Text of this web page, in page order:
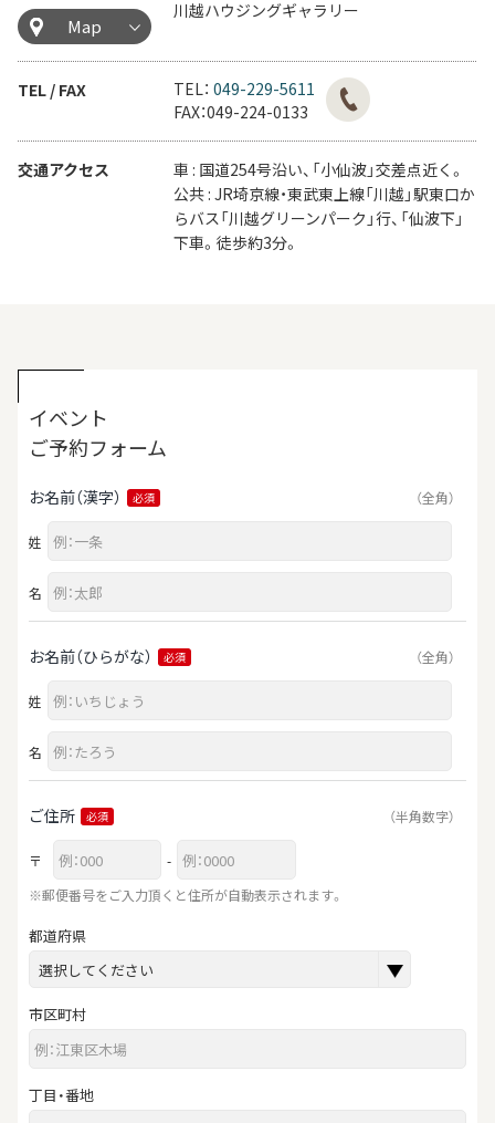
Map
川越ハウジングギャラリー
TEL / FAX TEL： 049-229-5611
FAX：049-224-0133
交通アクセス
車 : 国道254号沿い、「小仙波」交差点近く。
公共 : JR埼京線・東武東上線「川越」駅東口か
らバス「川越グリーンパーク」行、「仙波下」
下車。徒歩約3分。
イベント
ご予約フォーム
お名前（漢字） 必須 （全角）
姓
名
お名前（ひらがな） 必須 （全角）
姓
名
ご住所 必須 （半角数字）
〒
-
※郵便番号をご入力頂くと住所が自動表示されます。
都道府県
市区町村
丁目・番地